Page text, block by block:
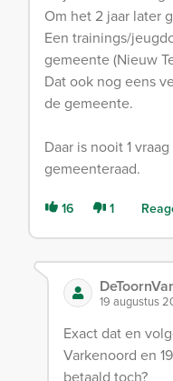
Om het 2 jaar later
Een trainings/
gemeente (Nieuw
Dat ook nog eens
de gemeente.
Daar is nooit 1
gemeenteraad.
16 1
19 augustus
Exact dat en
Varkenoord en